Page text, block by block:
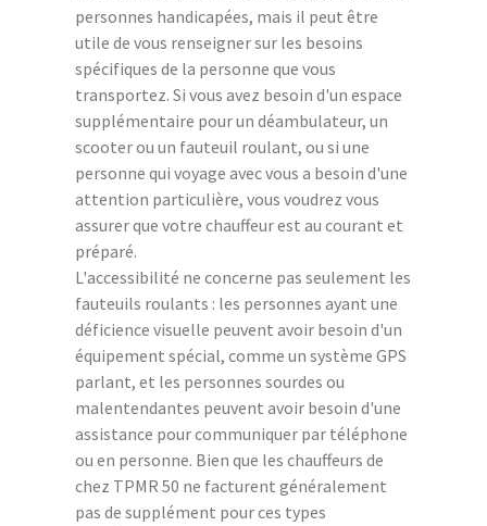
personnes handicapées, mais il peut être
utile de vous renseigner sur les besoins
spécifiques de la personne que vous
transportez. Si vous avez besoin d'un espace
supplémentaire pour un déambulateur, un
scooter ou un fauteuil roulant, ou si une
personne qui voyage avec vous a besoin d'une
attention particulière, vous voudrez vous
assurer que votre chauffeur est au courant et
préparé.
L'accessibilité ne concerne pas seulement les
fauteuils roulants : les personnes ayant une
déficience visuelle peuvent avoir besoin d'un
équipement spécial, comme un système GPS
parlant, et les personnes sourdes ou
malentendantes peuvent avoir besoin d'une
assistance pour communiquer par téléphone
ou en personne. Bien que les chauffeurs de
chez TPMR 50 ne facturent généralement
pas de supplément pour ces types